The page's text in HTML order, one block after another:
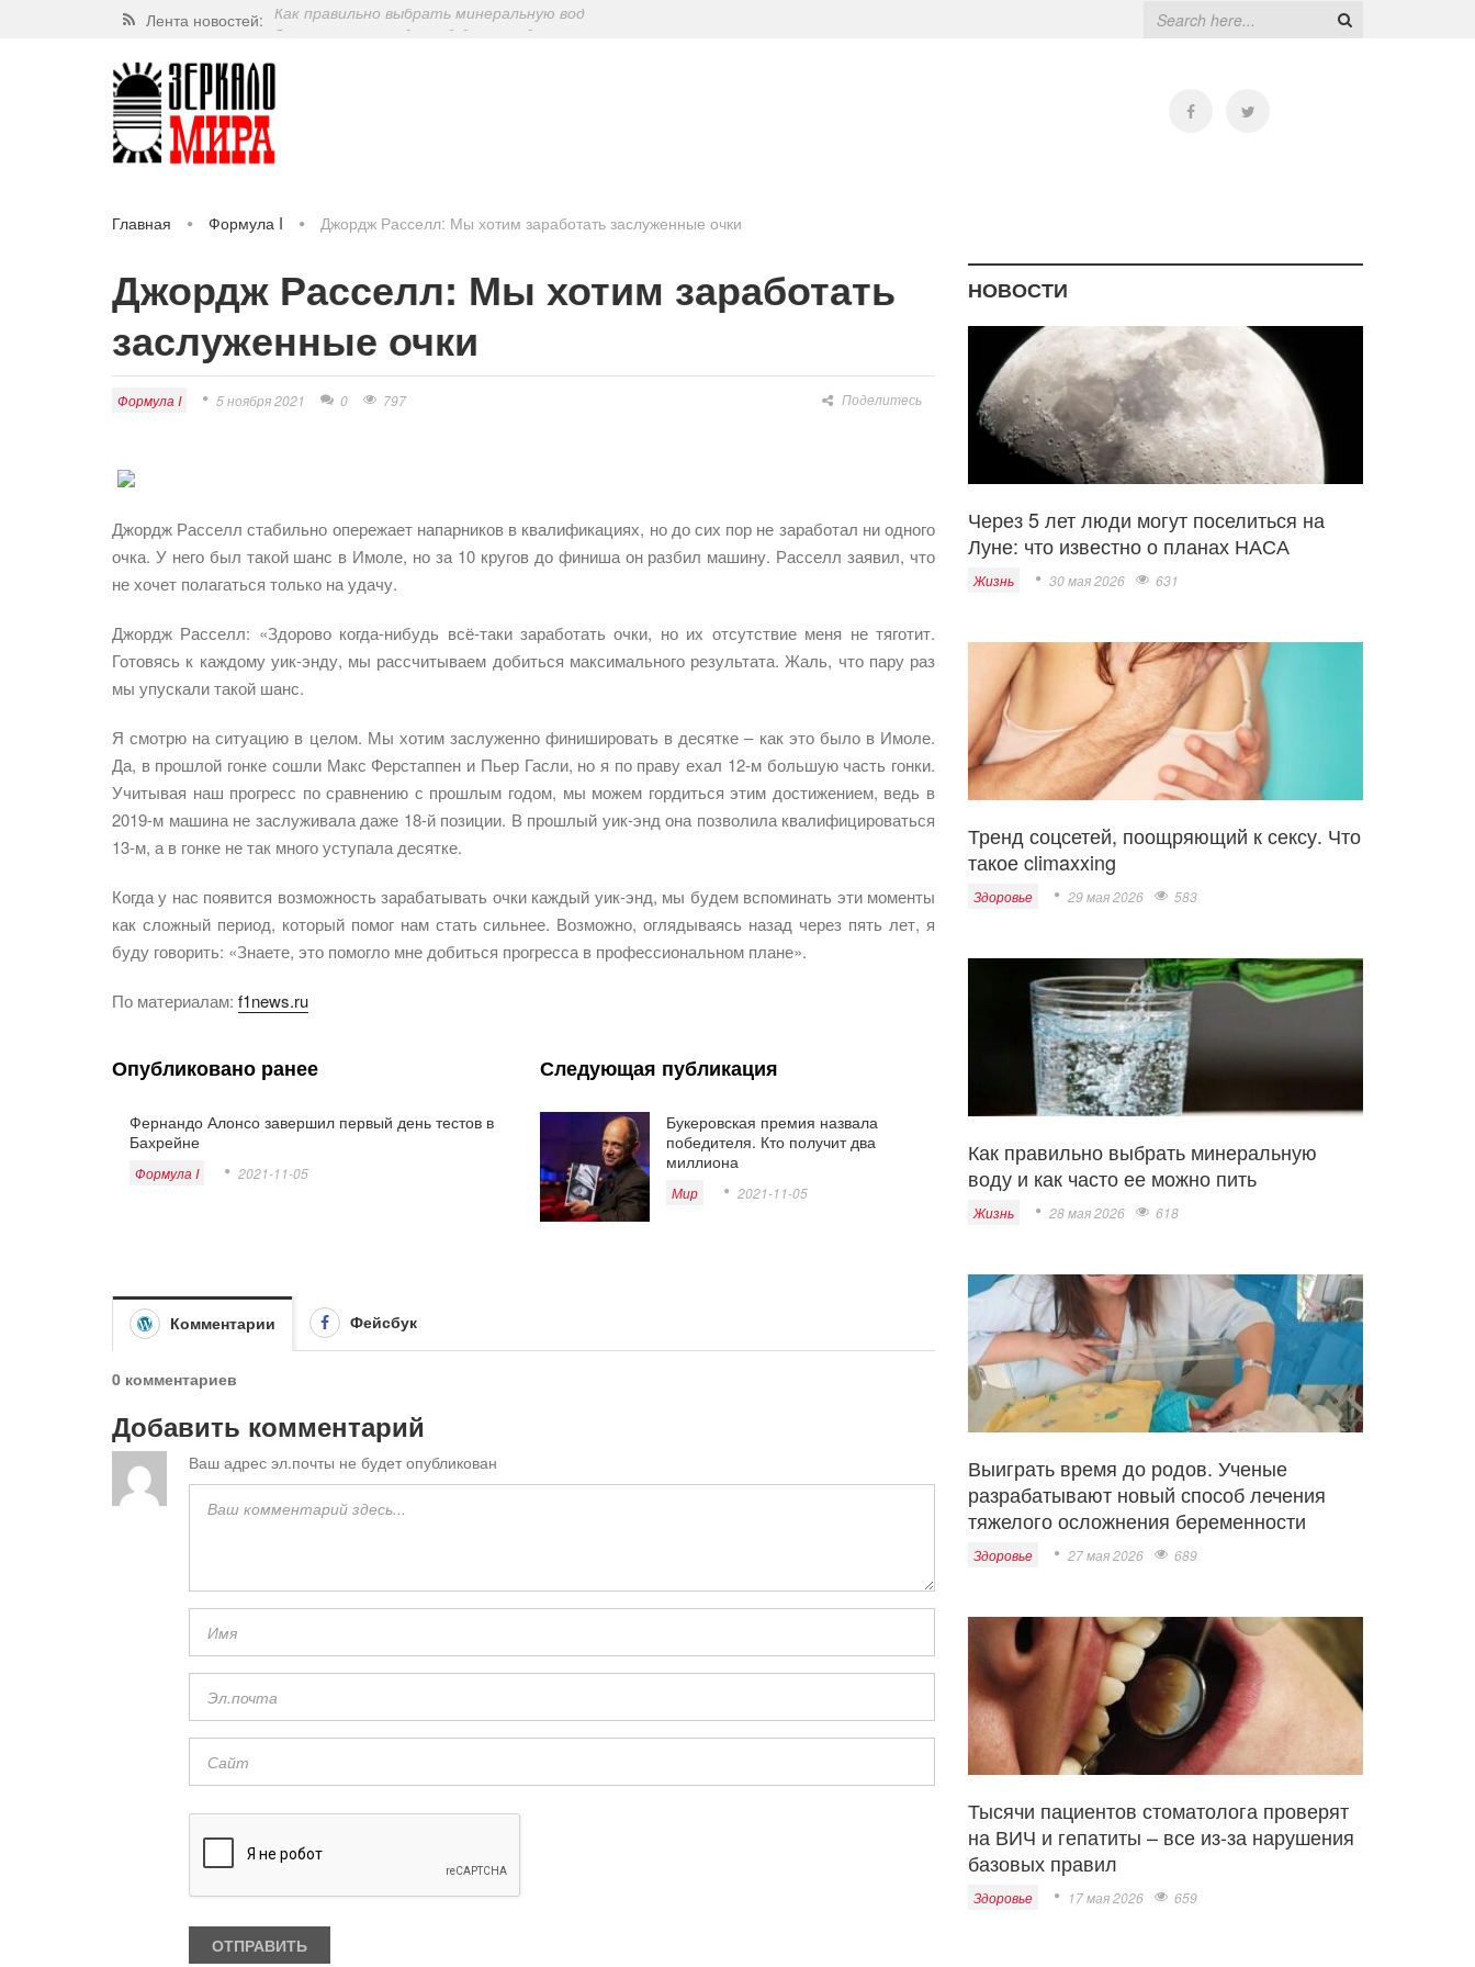
Лента новостей: Завершат ли когда-нибудь периодическу
Через 5 лет люди могут поселиться на Лу
Главная Формула I Джордж Расселл: Мы хотим заработать заслуженные очки
Джордж Расселл: Мы хотим заработать
заслуженные очки
Формула I 5 ноября 2021 0 797 Поделитесь
Джордж Расселл стабильно опережает напарников в квалификациях, но до сих пор не заработал ни одного
очка. У него был такой шанс в Имоле, но за 10 кругов до финиша он разбил машину. Расселл заявил, что
не хочет полагаться только на удачу.
Джордж Расселл: «Здорово когда-нибудь всё-таки заработать очки, но их отсутствие меня не тяготит.
Готовясь к каждому уик-энду, мы рассчитываем добиться максимального результата. Жаль, что пару раз
мы упускали такой шанс.
Я смотрю на ситуацию в целом. Мы хотим заслуженно финишировать в десятке – как это было в Имоле.
Да, в прошлой гонке сошли Макс Ферстаппен и Пьер Гасли, но я по праву ехал 12-м большую часть гонки.
Учитывая наш прогресс по сравнению с прошлым годом, мы можем гордиться этим достижением, ведь в
2019-м машина не заслуживала даже 18-й позиции. В прошлый уик-энд она позволила квалифицироваться
13-м, а в гонке не так много уступала десятке.
Когда у нас появится возможность зарабатывать очки каждый уик-энд, мы будем вспоминать эти моменты
как сложный период, который помог нам стать сильнее. Возможно, оглядываясь назад через пять лет, я
буду говорить: «Знаете, это помогло мне добиться прогресса в профессиональном плане».
По материалам: f1news.ru
Опубликовано ранее
Фернандо Алонсо завершил первый день тестов в
Бахрейне
Формула I 2021-11-05
Следующая публикация
Букеровская премия назвала
победителя. Кто получит два
миллиона
Мир 2021-11-05
Комментарии Фейсбук
0 комментариев
Добавить комментарий
Ваш адрес эл.почты не будет опубликован
НОВОСТИ
Через 5 лет люди могут поселиться на
Луне: что известно о планах НАСА
Жизнь 30 мая 2026 631
Тренд соцсетей, поощряющий к сексу. Что
такое climaxxing
Здоровье 29 мая 2026 583
Как правильно выбрать минеральную
воду и как часто ее можно пить
Жизнь 28 мая 2026 618
Выиграть время до родов. Ученые
разрабатывают новый способ лечения
тяжелого осложнения беременности
Здоровье 27 мая 2026 689
Тысячи пациентов стоматолога проверят
на ВИЧ и гепатиты – все из-за нарушения
базовых правил
Здоровье 17 мая 2026 659